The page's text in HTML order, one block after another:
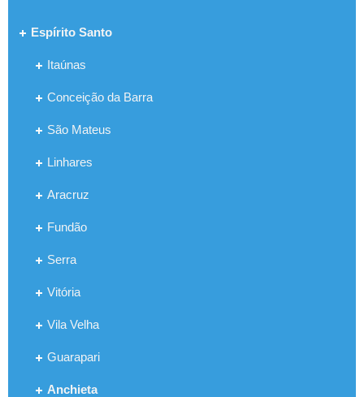
Espírito Santo
Itaúnas
Conceição da Barra
São Mateus
Linhares
Aracruz
Fundão
Serra
Vitória
Vila Velha
Guarapari
Anchieta